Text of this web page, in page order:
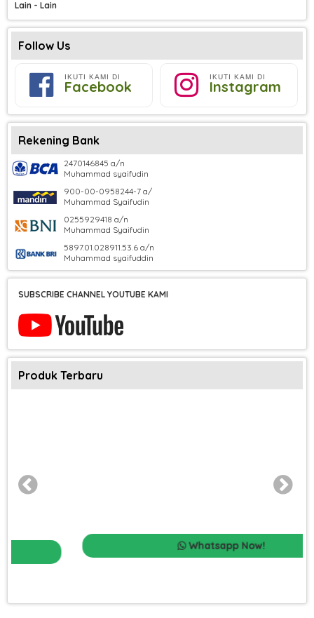
Lain - Lain
Follow Us
IKUTI KAMI DI
Facebook
IKUTI KAMI DI
Instagram
Rekening Bank
2470146845 a/n
Muhammad syaifudin
900-00-0958244-7 a/
Muhammad Syaifudin
0255929418 a/n
Muhammad Syaifudin
5897.01.028911.53.6 a/n
Muhammad syaifuddin
SUBSCRIBE CHANNEL YOUTUBE KAMI
Produk Terbaru
Whatsapp Now!